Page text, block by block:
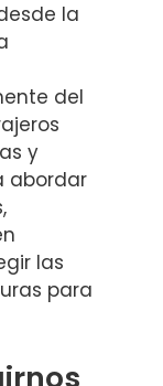
la
del
y
abordar
las
para